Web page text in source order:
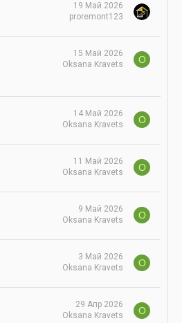
19 Май 2026
proremont123
15 Май 2026
Oksana Kravets
O
14 Май 2026
Oksana Kravets
O
11 Май 2026
Oksana Kravets
O
9 Май 2026
Oksana Kravets
O
3 Май 2026
Oksana Kravets
O
29 Апр 2026
Oksana Kravets
O